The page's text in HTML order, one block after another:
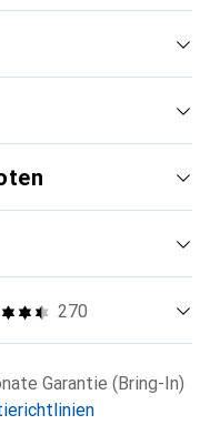
270
Garantie (Bring-In)